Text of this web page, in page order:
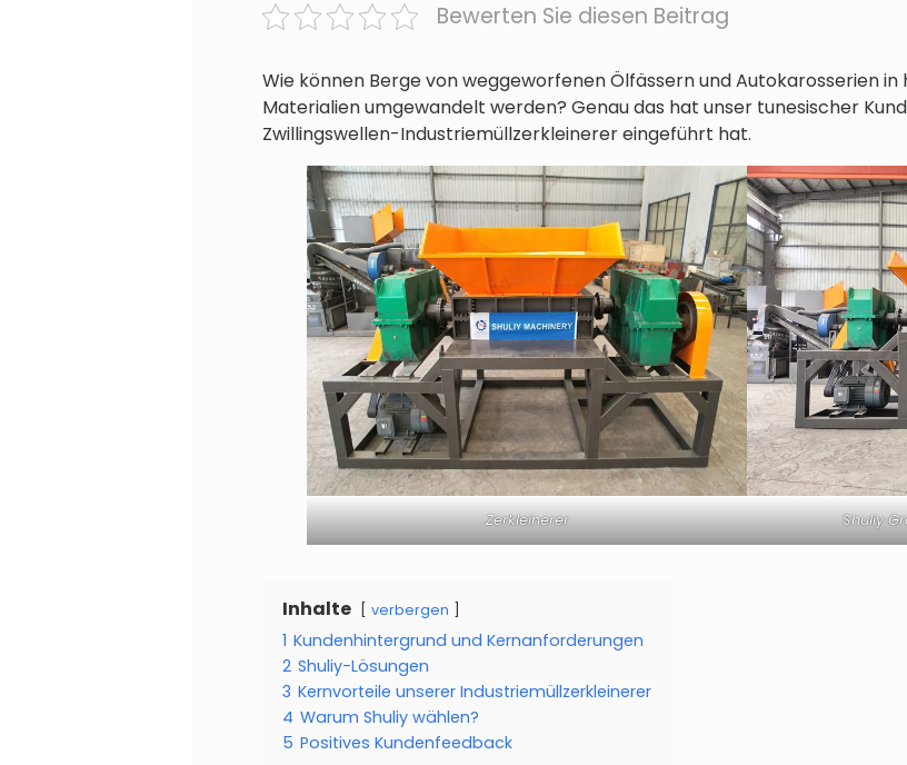
Bewerten Sie diesen Beitrag
Wie können Berge von weggeworfenen Ölfässern und Autokarosserien
Materialien umgewandelt werden? Genau das hat unser tunesischer
Zwillingswellen-Industriemüllzerkleinerer eingeführt hat.
Zerkleinerer Shuliy
Inhalte verbergen
1 Kundenhintergrund und Kernanforderungen
2 Shuliy-Lösungen
3 Kernvorteile unserer Industriemüllzerkleinerer
4 Warum Shuliy wählen?
5 Positives Kundenfeedback